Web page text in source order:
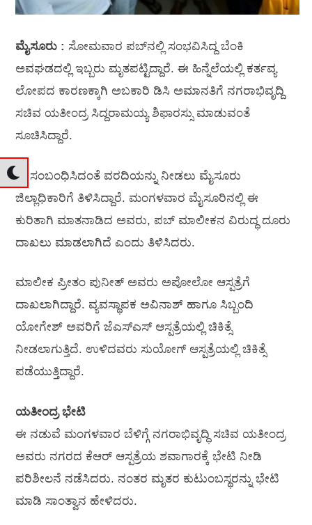
ಮೈಸೂರು : ಸೋಮವಾರ ಪಬ್‌ನಲ್ಲಿ ಸಂಭವಿಸಿದ್ದ ಬೆಂಕಿ
ಅವಘಡದಲ್ಲಿ ಇಬ್ಬರು ಮೃತಪಟ್ಟಿದ್ದಾರೆ. ಈ ಹಿನ್ನೆಲೆಯಲ್ಲಿ ಕರ್ತವ್ಯ
ಲೋಪದ ಕಾರಣಕ್ಕಾಗಿ ಅಬಕಾರಿ ಡಿಸಿ ಅಮಾನತಿಗೆ ನಗರಾಭಿವೃದ್ದಿ
ಸಚಿವ ಯತೀಂದ್ರ ಸಿದ್ದರಾಮಯ್ಯ ಶಿಫಾರಸ್ಸು ಮಾಡುವಂತೆ
ಸೂಚಿಸಿದ್ದಾರೆ.
ಈ ಸಂಬಂಧಿಸಿದಂತೆ ವರದಿಯನ್ನು ನೀಡಲು ಮೈಸೂರು
ಜಿಲ್ಲಾಧಿಕಾರಿಗೆ ತಿಳಿಸಿದ್ದಾರೆ. ಮಂಗಳವಾರ ಮೈಸೂರಿನಲ್ಲಿ ಈ
ಕುರಿತಾಗಿ ಮಾತನಾಡಿದ ಅವರು, ಪಬ್ ಮಾಲೀಕನ ವಿರುದ್ಧ ದೂರು
ದಾಖಲು ಮಾಡಲಾಗಿದೆ ಎಂದು ತಿಳಿಸಿದರು.
ಮಾಲೀಕ ಪ್ರೀತಂ ಪುನೀತ್ ಅವರು ಅಪೋಲೋ ಆಸ್ಪತ್ರೆಗೆ
ದಾಖಲಾಗಿದ್ದಾರೆ. ವ್ಯವಸ್ಥಾಪಕ ಅವಿನಾಶ್ ಹಾಗೂ ಸಿಬ್ಬಂದಿ
ಯೋಗೇಶ್ ಅವರಿಗೆ ಜೆಎಸ್‌ಎಸ್ ಆಸ್ಪತ್ರೆಯಲ್ಲಿ ಚಿಕಿತ್ಸೆ
ನೀಡಲಾಗುತ್ತಿದೆ. ಉಳಿದವರು ಸುಯೋಗ್ ಆಸ್ಪತ್ರೆಯಲ್ಲಿ ಚಿಕಿತ್ಸೆ
ಪಡೆಯುತ್ತಿದ್ದಾರೆ.
ಯತೀಂದ್ರ ಭೇಟಿ
ಈ ನಡುವೆ ಮಂಗಳವಾರ ಬೆಳಿಗ್ಗೆ ನಗರಾಭಿವೃದ್ಧಿ ಸಚಿವ ಯತೀಂದ್ರ
ಅವರು ನಗರದ ಕೆಆರ್ ಆಸ್ಪತ್ರೆಯ ಶವಾಗಾರಕ್ಕೆ ಭೇಟಿ ನೀಡಿ
ಪರಿಶೀಲನೆ ನಡೆಸಿದರು. ನಂತರ ಮೃತರ ಕುಟುಂಬಸ್ಥರನ್ನು ಭೇಟಿ
ಮಾಡಿ ಸಾಂತ್ವಾನ ಹೇಳಿದರು.